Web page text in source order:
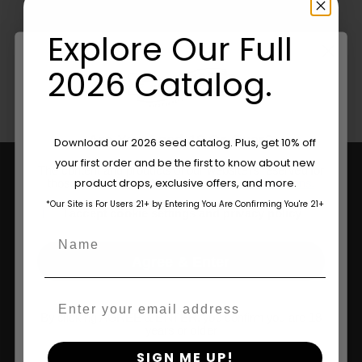
Sua Fonte Confiável De Genética
Are You Aged 18 Or Over?
The content and products of our website is reserved for
those of legal age.Please see Terms & Conditions.
age_gapI accept cookie settings and privacy policy
By clicking AGREE & ENTER, you confirm you are 18
Explore Our Full
2026 Catalog.
Download our 2026 seed catalog. Plus, get 10% off
your first order and be the first to know about new
product drops, exclusive offers, and more.
*Our Site is For Users 21+ by Entering You Are Confirming You're 21+
SIGN ME UP!